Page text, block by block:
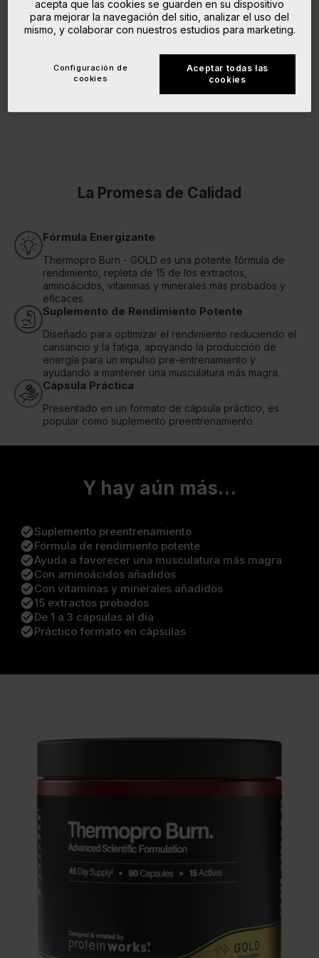
La Promesa de Calidad
Fórmula Energizante
Thermopro Burn - GOLD es una potente fórmula de
rendimiento, repleta de 15 de los extractos,
aminoácidos, vitaminas y minerales más probados y
eficaces.
Suplemento de Rendimiento Potente
Diseñado para optimizar el rendimiento reduciendo el
cansancio y la fatiga, apoyando la producción de
energía para un impulso pre-entrenamiento y
ayudando a mantener una musculatura más magra.
Cápsula Práctica
Presentado en un formato de cápsula práctico, es
popular como suplemento preentrenamiento.
Y hay aún más…
check_circleSuplemento preentrenamiento
check_circleFórmula de rendimiento potente
check_circleAyuda a favorecer una musculatura más magra
check_circleCon aminoácidos añadidos
check_circleCon vitaminas y minerales añadidos
check_circle15 extractos probados
check_circleDe 1 a 3 cápsulas al día
check_circlePráctico formato en cápsulas
acepta que las cookies se guarden en su dispositivo
para mejorar la navegación del sitio, analizar el uso del
mismo, y colaborar con nuestros estudios para marketing.
Aceptar todas las
cookies
Configuración de
cookies